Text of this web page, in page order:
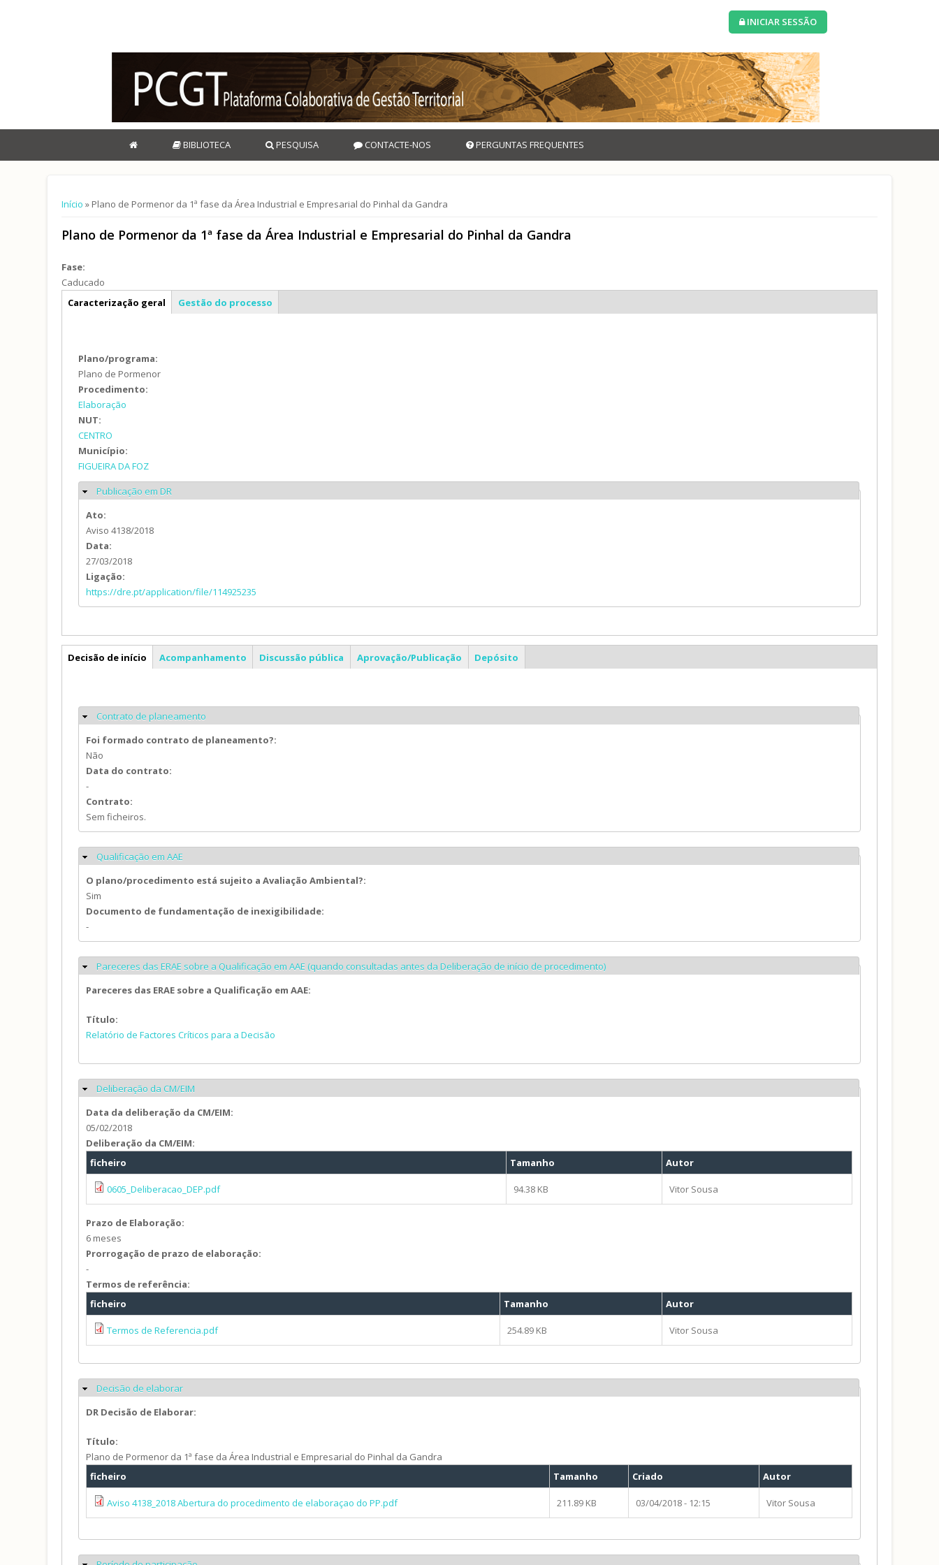
INICIAR SESSÃO
BIBLIOTECA PESQUISA CONTACTE-NOS PERGUNTAS FREQUENTES
Está aqui
Início » Plano de Pormenor da 1ª fase da Área Industrial e Empresarial do Pinhal da Gandra
Plano de Pormenor da 1ª fase da Área Industrial e Empresarial do Pinhal da Gandra
Fase:
Caducado
Info geral
Caracterização geral Gestão do processo
Plano/programa:
Plano de Pormenor
Procedimento:
Elaboração
NUT:
CENTRO
Município:
FIGUEIRA DA FOZ
Ocultar
Publicação em DR
Ato:
Aviso 4138/2018
Data:
27/03/2018
Ligação:
https://dre.pt/application/file/114925235
PP
Decisão de início Acompanhamento Discussão pública Aprovação/Publicação Depósito
Ocultar
Contrato de planeamento
Foi formado contrato de planeamento?:
Não
Data do contrato:
-
Contrato:
Sem ficheiros.
Ocultar
Qualificação em AAE
O plano/procedimento está sujeito a Avaliação Ambiental?:
Sim
Documento de fundamentação de inexigibilidade:
-
Ocultar
Pareceres das ERAE sobre a Qualificação em AAE (quando consultadas antes da Deliberação de início de procedimento)
Pareceres das ERAE sobre a Qualificação em AAE:
Título:
Relatório de Factores Críticos para a Decisão
Ocultar
Deliberação da CM/EIM
Data da deliberação da CM/EIM:
05/02/2018
Deliberação da CM/EIM:
ficheiro
Tamanho Autor
0605_Deliberacao_DEP.pdf 94.38 KB Vitor Sousa
Prazo de Elaboração:
6 meses
Prorrogação de prazo de elaboração:
-
Termos de referência:
ficheiro
Tamanho Autor
Termos de Referencia.pdf 254.89 KB Vitor Sousa
Ocultar
Decisão de elaborar
DR Decisão de Elaborar:
Título:
Plano de Pormenor da 1ª fase da Área Industrial e Empresarial do Pinhal da Gandra
ficheiro
Tamanho Criado Autor
Aviso 4138_2018 Abertura do procedimento de elaboraçao do PP.pdf 211.89 KB 03/04/2018 - 12:15 Vitor Sousa